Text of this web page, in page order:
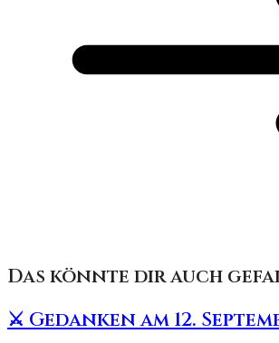
Das könnte dir auch
⚔️ Gedanken am 12.